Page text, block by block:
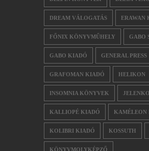
DREAM VÁLOGATÁS ERAWAN
FŐNIX KÖNYVMŰHELY GABO
GABO KIADÓ GENERAL PRESS
GRAFOMAN KIADÓ HELIKON
INSOMNIA KÖNYVEK
KALLIOPÉ KIADÓ KAMÉLEON
KOLIBRI KIADÓ KOSSUTH
KÖNYVMOLYKÉPZŐ